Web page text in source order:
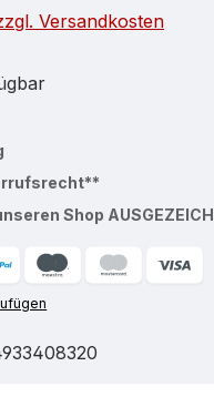
Versandkosten
Shop